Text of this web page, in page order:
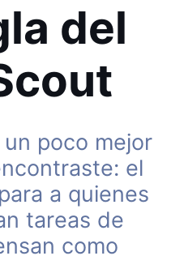
del
poco mejor
el
a quienes
tareas de
como